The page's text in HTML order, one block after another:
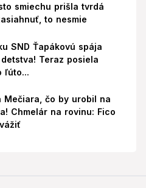
smiechu prišla tvrdá
to nesmie
SND Ťapákovú spája
detstva! Teraz posiela
ľúto...
Mečiara, čo by urobil na
Chmelár na rovinu: Fico